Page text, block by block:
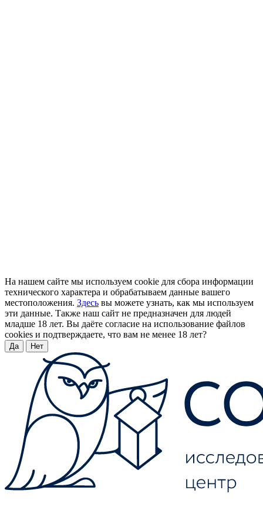
На нашем сайте мы используем cookie для сбора информации
технического характера и обрабатываем данные вашего
местоположения. Здесь вы можете узнать, как мы используем
эти данные. Также наш сайт не предназначен для людей
младше 18 лет. Вы даёте согласие на использование файлов
cookies и подтверждаете, что вам не менее 18 лет?
Да Нет